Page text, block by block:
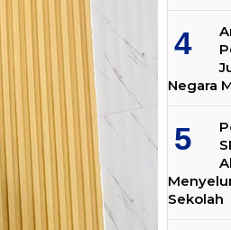
Negara
Sekolah